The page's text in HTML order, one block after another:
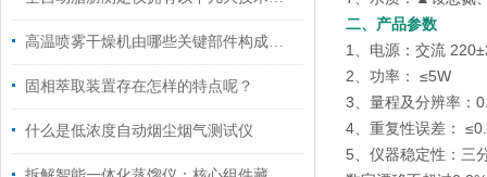
高温喷雾干燥机由哪些关键部件构成？一篇读懂核心运行逻辑
固相萃取装置存在怎样的特点呢？
什么是低浓度自动烟尘烟气测试仪
二、产品参数
1、电源：交流
2、功率： ≤5W
3、量程及分辨率：
4、重复性误差：
5、仪器稳定性：三